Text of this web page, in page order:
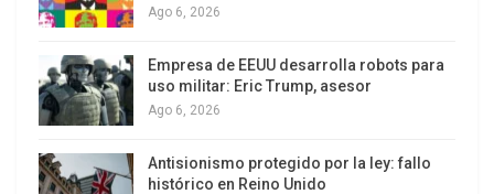
sectores opositores.
Pero además la asfixia a las universidades de
todo el país, la destrucción de salarios y la
expulsión de docentes e investigadores hacia el
sector privado, trae aparejado un proceso paralelo
Ago 6, 2026
Empresa de EEUU desarrolla robots para
uso militar: Eric Trump, asesor
Ago 6, 2026
Antisionismo protegido por la ley: fallo
histórico en Reino Unido